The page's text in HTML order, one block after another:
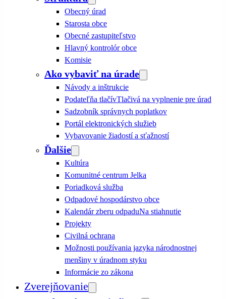
Obecný úrad
Starosta obce
Obecné zastupiteľstvo
Hlavný kontrolór obce
Komisie
Ako vybaviť na úrade
Návody a inštrukcie
Podateľňa tlačívTlačivá na vyplnenie pre úrad
Sadzobník správnych poplatkov
Portál elektronických služieb
Vybavovanie žiadostí a sťažností
Ďalšie
Kultúra
Komunitné centrum Jelka
Poriadková služba
Odpadové hospodárstvo obce
Kalendár zberu odpaduNa stiahnutie
Projekty
Civilná ochrana
Možnosti používania jazyka národnostnej
menšiny v úradnom styku
Informácie zo zákona
Zverejňovanie